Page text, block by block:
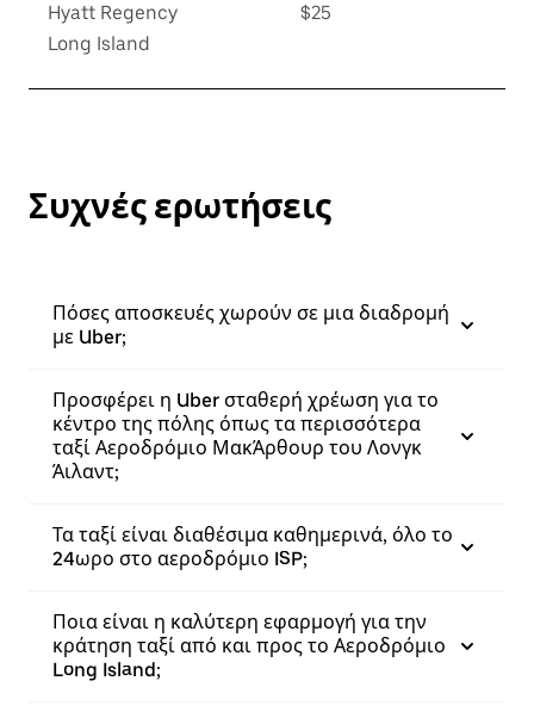
Hyatt Regency
Long Island
$25
Συχνές ερωτήσεις
Πόσες αποσκευές χωρούν σε μια διαδρομή
με Uber;
Προσφέρει η Uber σταθερή χρέωση για το
κέντρο της πόλης όπως τα περισσότερα
ταξί Αεροδρόμιο ΜακΆρθουρ του Λονγκ
Άιλαντ;
Τα ταξί είναι διαθέσιμα καθημερινά, όλο το
24ωρο στο αεροδρόμιο ISP;
Ποια είναι η καλύτερη εφαρμογή για την
κράτηση ταξί από και προς το Αεροδρόμιο
Long Island;